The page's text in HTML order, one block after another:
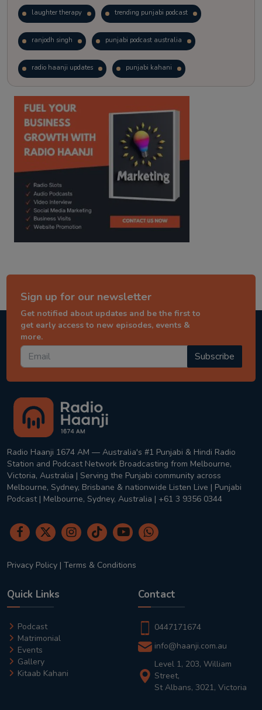
laughter therapy trending punjabi podcast
ranjodh singh punjabi podcast australia
radio haanji updates punjabi kahani
kitaab kahani punjabi story
Sign up for our newsletter
Get notified about updates and be the first to
get early access to new episodes, events &
more.
Subscribe
Radio Haanji 1674 AM — Australia's #1 Punjabi & Hindi Radio
Station and Podcast Network Broadcasting from Melbourne,
Victoria, Australia | Serving the Punjabi community across
Melbourne, Sydney, Brisbane & nationwide Listen Live | Punjabi
Podcast | Melbourne, Sydney, Australia | +61 3 9356 0344
Privacy Policy | Terms & Conditions
Quick Links
Podcast
Matrimonial
Events
Gallery
Kitaab Kahani
Contact
0447171674
info@haanji.com.au
Level 1, 203, William
Street,
St Albans, 3021, Victoria